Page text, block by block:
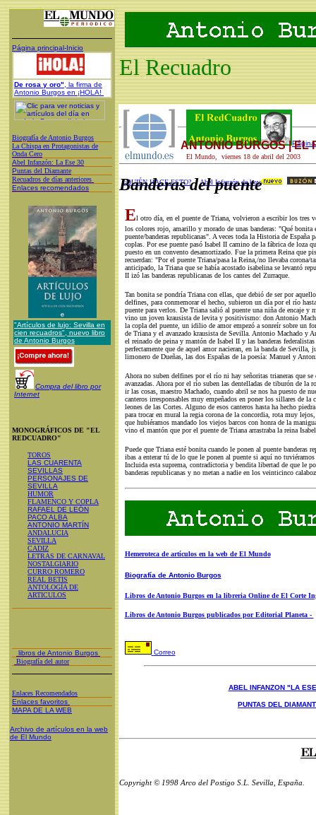
Página principal-Inicio
De rosa y oro" , la firma de
Antonio Burgos en ¡HOLA!
Biografía de Antonio Burgos
La Chispa en Protagonistas de
Onda Cero
Abel Infanzón: La Ese 30
Puntas del Diamante
Recuadros de días anteriores
Enlaces recomendados
"Artículos de lujo: Sevilla en
cien recuadros", nuevo libro
de Antonio Burgos
Compra del libro por
Internet
MONOGRÁFICOS DE "EL
REDCUADRO"
TOROS
LAS CUARENTA
SEVILLAS
PERSONAJES DE
SEVILLA
HUMOR
FLAMENCO Y COPLA
RAFAEL DE LEÓN
PACO ALBA
ANTONIO MARTÍN
ANDALUCIA
SEVILLA
CADIZ
LETRAS DE CARNAVAL
NOSTALGIARIO
CURRO ROMERO
REAL BETIS
ANTOLOGÍA DE
ARTICULOS
libros de Antonio Burgos
Biografía del autor
Enlaces Recomendados
Enlaces favoritos
MAPA DE LA WEB
Archivo de artículos en la web
de El Mundo
El Recuadro
El Mundo, viernes 18 de abril del 2003
¿QUIÉN HACE ESTO? Abel Infanzón de hoy
ANTONIO BURGOS | EL
Banderas del puente
El otro día, en el puente de Triana, volvieron a escribir los tres
los colores rojo, amarillo y morado de unas banderas: "Qué bonita
puente/banderas republicanas". A veces toda la Historia de España
coplas. Por ese puente pasó Isabel II camino de la fábrica de loza
puesto en un convento desamortizado. Fue la primera Reina que
recuerdan: "Por el puente Triana/pasa la Reina,/no llevaba corona/
anticipado, la Triana que se había acostado isabelina se levantó
II izó las banderas republicanas de los cantes del Zurraque.
Tan bonita se pondría Triana con ellas, que debió de ser por
delfines, para conmemorar el hecho, subieron un día por el río
puente para verlos. De Triana salió al puente una niña de encaje
vino un joven krausista de levita y positivismo: don Antonio
la copla del puente, un idilio de amor empezó a sonreír sobre un
de Triana y el avanzado krausista de Sevilla. Antonio Machado y
el reinado de peina y mantón de Isabel II y las banderas
perfectamente que de aquel amor nacieran, en la banda de
limonero de Dueñas, las dos Españas de la poesía: Manuel y
Ahora no suben delfines por el río ni hay señoritas trianeras que se
avanzadas. Ahora por el río suben las dentelladas de tiburón de la
ir las cosas, maestro Machado, cuando abril se nos ha puesto de
canteros irresponsables muy empeñados en poner los sillares de
leones de las Cortes. Alguno de esos canteros hasta ha hecho
para trocar en mural la regia corona de la concordia, rota muy
que hubiéramos mandado los viejos barcos con honra de la
vino el mantón que por el puente de Triana arrastraba la reina
Puede que Triana esté bonita cuando le ponen al puente banderas
ibas a enterar tú de lo que le ponen al puente si aquí no
Incluida esta suprema, contradictoria y bendita libertad de que le
banderas republicanas y no metan a nadie en los veinticinco
Hemeroteca de artículos en la web de El Mundo
Biografía de Antonio Burgos
Libros de Antonio Burgos en la libreria Online de El Corte
Libros de Antonio Burgos publicados por Editorial Planeta -
Correo
ABEL INFANZON "LA
PUNTAS DEL
Copyright © 1998 Arco del Postigo S.L. Sevilla, España.